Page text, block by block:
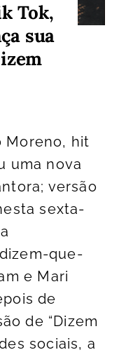
Tok,
sua
Moreno, hit
uma nova
versão
sexta-
que-
e Mari
de
de “Dizem
sociais, a